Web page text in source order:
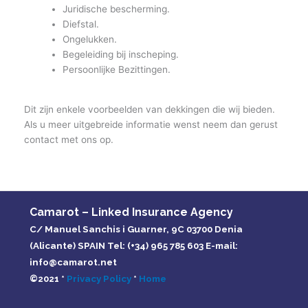
Juridische bescherming.
Diefstal.
Ongelukken.
Begeleiding bij inscheping.
Persoonlijke Bezittingen.
Dit zijn enkele voorbeelden van dekkingen die wij bieden.
Als u meer uitgebreide informatie wenst neem dan gerust
contact met ons op.
Camarot – Linked Insurance Agency
C/ Manuel Sanchis i Guarner, 9C 03700 Denia
(Alicante) SPAIN Tel: (+34) 965 785 603 E-mail:
info@camarot.net
©2021 * Privacy Policy* Home